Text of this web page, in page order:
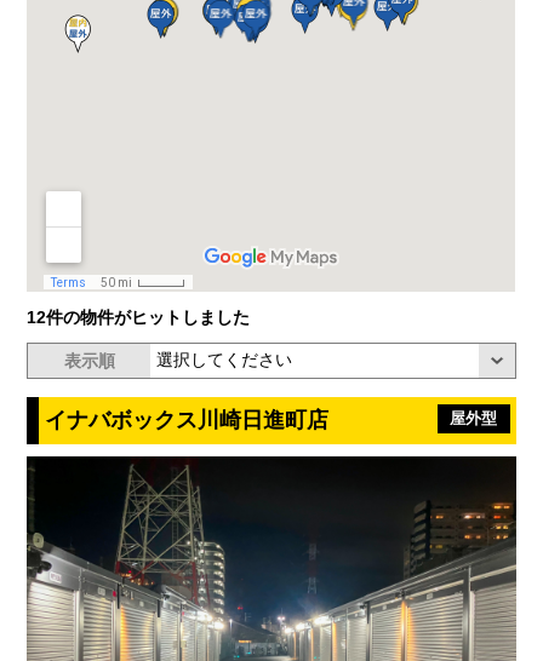
12件の物件がヒットしました
表示順
イナバボックス川崎日進町店 屋外型